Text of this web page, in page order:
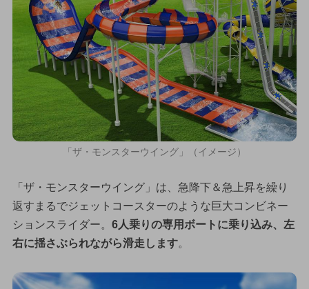
「ザ・モンスターウイング」（イメージ）
「ザ・モンスターウイング」は、急降下＆急上昇を繰り
返すまるでジェットコースターのような巨大コンビネー
ションスライダー。 6人乗りの専用ボートに乗り込み、左
右に揺さぶられながら滑走します。